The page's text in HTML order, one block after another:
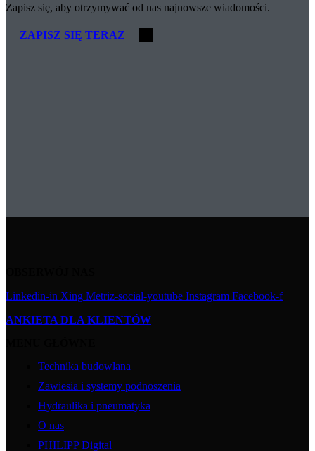
Zapisz się, aby otrzymywać od nas najnowsze wiadomości.
ZAPISZ SIĘ TERAZ
Linkedin-in Xing Metriz-social-youtube Instagram Facebook-f
ANKIETA DLA KLIENTÓW
Technika budowlana
Zawiesia i systemy podnoszenia
Hydraulika i pneumatyka
O nas
PHILIPP Digital